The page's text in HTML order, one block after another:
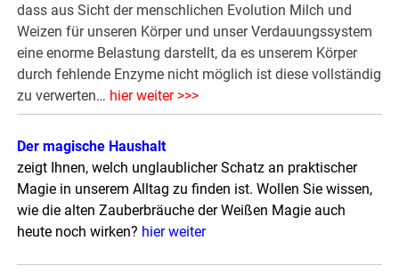
dass aus Sicht der menschlichen Evolution Milch und
Weizen für unseren Körper und unser Verdauungssystem
eine enorme Belastung darstellt, da es unserem Körper
durch fehlende Enzyme nicht möglich ist diese vollständig
zu verwerten… hier weiter >>>
Der magische Haushalt
zeigt Ihnen, welch unglaublicher Schatz an praktischer
Magie in unserem Alltag zu finden ist. Wollen Sie wissen,
wie die alten Zauberbräuche der Weißen Magie auch
heute noch wirken? hier weiter